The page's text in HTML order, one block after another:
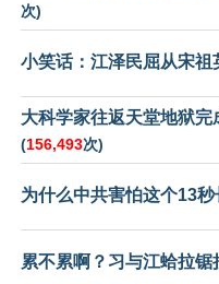
次)
小笑话：江泽民屈从宋祖
大科学家往返天堂地狱完
(156,493次)
为什么中共害怕这个13
累不累啊？习与江蛤拉锯